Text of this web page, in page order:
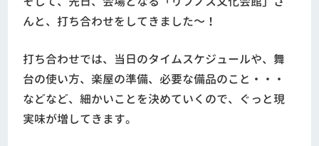
んと、打ち合わせをしてきました～！
打ち合わせでは、当日のタイムスケジュールや、舞
台の使い方、楽屋の準備、必要な備品のこと・・・
などなど、細かいことを決めていくので、ぐっと現
実味が増してきます。